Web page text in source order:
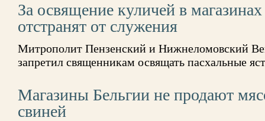
За освящение куличей в
отстранят от служения
Митрополит Пензенский и Нижнеломовский
запретил священникам освящать пасхальные
Магазины Бельгии не продают
свиней